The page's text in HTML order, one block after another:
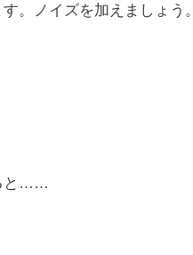
。ノイズを加えましょう。
と……